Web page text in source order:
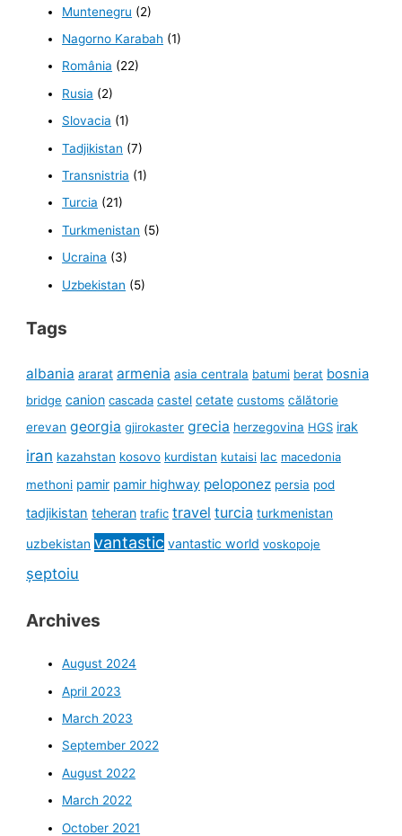
Muntenegru (2)
Nagorno Karabah (1)
România (22)
Rusia (2)
Slovacia (1)
Tadjikistan (7)
Transnistria (1)
Turcia (21)
Turkmenistan (5)
Ucraina (3)
Uzbekistan (5)
Tags
albania ararat armenia asia centrala batumi berat bosnia
bridge canion cascada castel cetate customs călătorie
erevan georgia gjirokaster grecia herzegovina HGS irak
iran kazahstan kosovo kurdistan kutaisi lac macedonia
methoni pamir pamir highway peloponez persia pod
tadjikistan teheran trafic travel turcia turkmenistan
uzbekistan vantastic vantastic world voskopoje
șeptoiu
Archives
August 2024
April 2023
March 2023
September 2022
August 2022
March 2022
October 2021